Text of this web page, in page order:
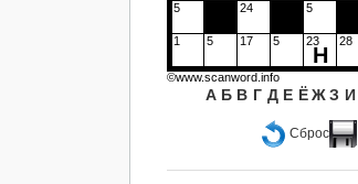
Сброс
5 24 5
1 5 17 5 23
Н
28
А Б В Г Д Е Ё Ж З И
©www.scanword.info